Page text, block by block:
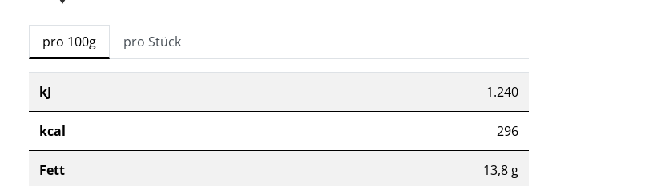
pro 100g pro Stück
kJ 1.240
kcal 296
Fett 13,8 g